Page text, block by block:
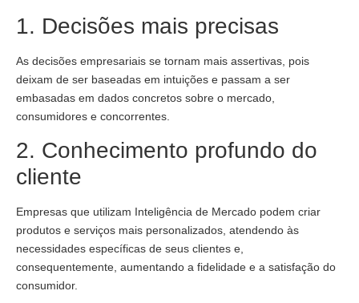
1. Decisões mais precisas
As decisões empresariais se tornam mais assertivas, pois
deixam de ser baseadas em intuições e passam a ser
embasadas em dados concretos sobre o mercado,
consumidores e concorrentes.
2. Conhecimento profundo do
cliente
Empresas que utilizam Inteligência de Mercado podem criar
produtos e serviços mais personalizados, atendendo às
necessidades específicas de seus clientes e,
consequentemente, aumentando a fidelidade e a satisfação do
consumidor.